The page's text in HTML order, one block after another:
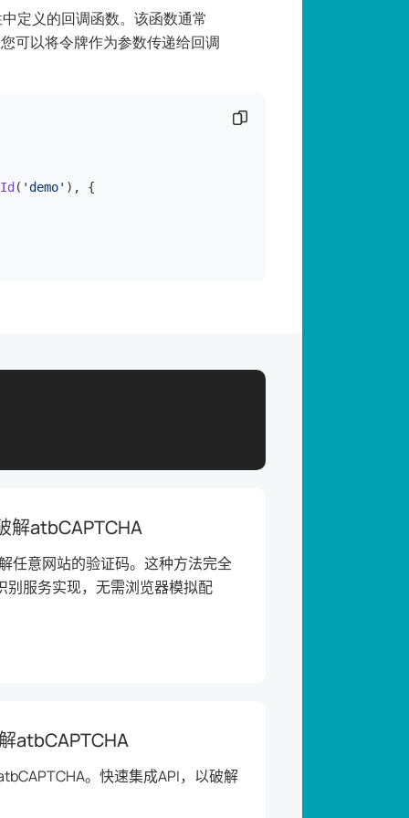
定义的回调函数。该函数通常
可以将令牌作为参数传递给回调
( 'demo' ), {
复制代码片段
解atbCAPTCHA
任意网站的验证码。这种方法完全
别服务实现，无需浏览器模拟配
atbCAPTCHA
。快速集成API，以破解